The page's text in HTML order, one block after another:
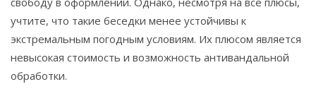
учтите, что такие беседки менее устойчивы к
экстремальным погодным условиям. Их плюсом является
невысокая стоимость и возможность антивандальной
обработки.